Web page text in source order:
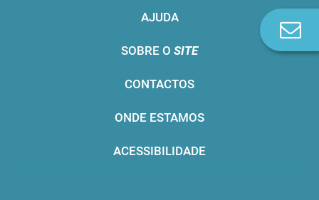
AJUDA
SOBRE O SITE
CONTACTOS
ONDE ESTAMOS
ACESSIBILIDADE